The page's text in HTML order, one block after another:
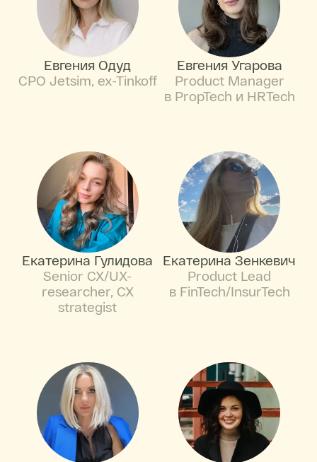
Евгения Одуд
CPO Jetsim, ex-Tinkoff
Евгения Угарова
Product Manager
в PropTech и HRTech
Екатерина Гулидова
Senior CX/UX-
researcher, CX
strategist
Екатерина Зенкевич
Product Lead
в FinTech/InsurTech